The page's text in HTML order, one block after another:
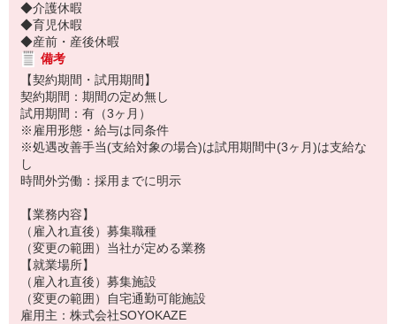
◆介護休暇
◆育児休暇
◆産前・産後休暇
備考
【契約期間・試用期間】
契約期間：期間の定め無し
試用期間：有（3ヶ月）
※雇用形態・給与は同条件
※処遇改善手当(支給対象の場合)は試用期間中(3ヶ月)は支給な
し
時間外労働：採用までに明示
【業務内容】
（雇入れ直後）募集職種
（変更の範囲）当社が定める業務
【就業場所】
（雇入れ直後）募集施設
（変更の範囲）自宅通勤可能施設
雇用主：株式会社SOYOKAZE